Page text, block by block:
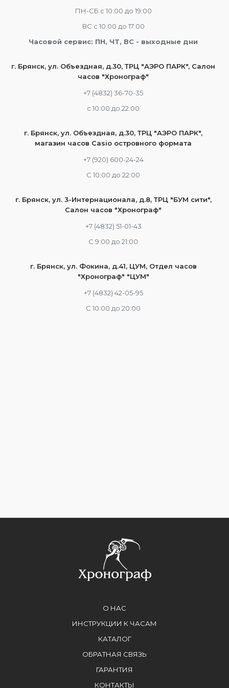
ПН-СБ с 10:00 до 19:00
ВС с 10:00 до 17:00
Часовой сервис: ПН, ЧТ, ВС - выходные дни
г. Брянск, ул. Объездная, д.30, ТРЦ "АЭРО ПАРК", Салон
часов "Хронограф"
+7 (4832) 36-70-35
c 10:00 до 22:00
г. Брянск, ул. Объездная, д.30, ТРЦ "АЭРО ПАРК",
магазин часов Casio островного формата
+7 (920) 600-24-24
С 10:00 до 22:00
г. Брянск, ул. 3-Интернационала, д.8, ТРЦ "БУМ сити",
Салон часов "Хронограф"
+7 (4832) 51-01-43
С 9:00 до 21:00
г. Брянск, ул. Фокина, д.41, ЦУМ, Отдел часов
"Хронограф" "ЦУМ"
+7 (4832) 42-05-95
С 10:00 до 20:00
О НАС
ИНСТРУКЦИИ К ЧАСАМ
КАТАЛОГ
ОБРАТНАЯ СВЯЗЬ
ГАРАНТИЯ
КОНТАКТЫ